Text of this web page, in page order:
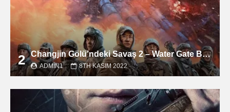
2 Changjin Gölü’ndeki Savaş 2 – Water Gate Bridge filmini izle
ADMIN1 8TH KASIM 2022